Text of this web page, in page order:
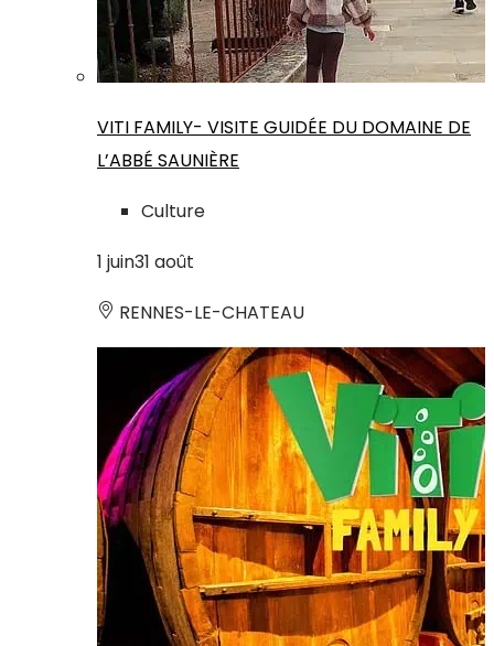
VITI FAMILY- VISITE GUIDÉE DU DOMAINE DE
L’ABBÉ SAUNIÈRE
Culture
1 juin31 août
RENNES-LE-CHATEAU